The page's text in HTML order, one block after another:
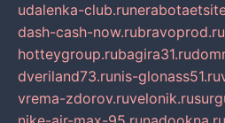
udalenka-club.ru
dash-cash-now.rubravoprod.ru
hotteygroup.rubagira31.ru
dveriland73.runis-glonass51.ru
vrema-zdorov.ruvelonik.ru